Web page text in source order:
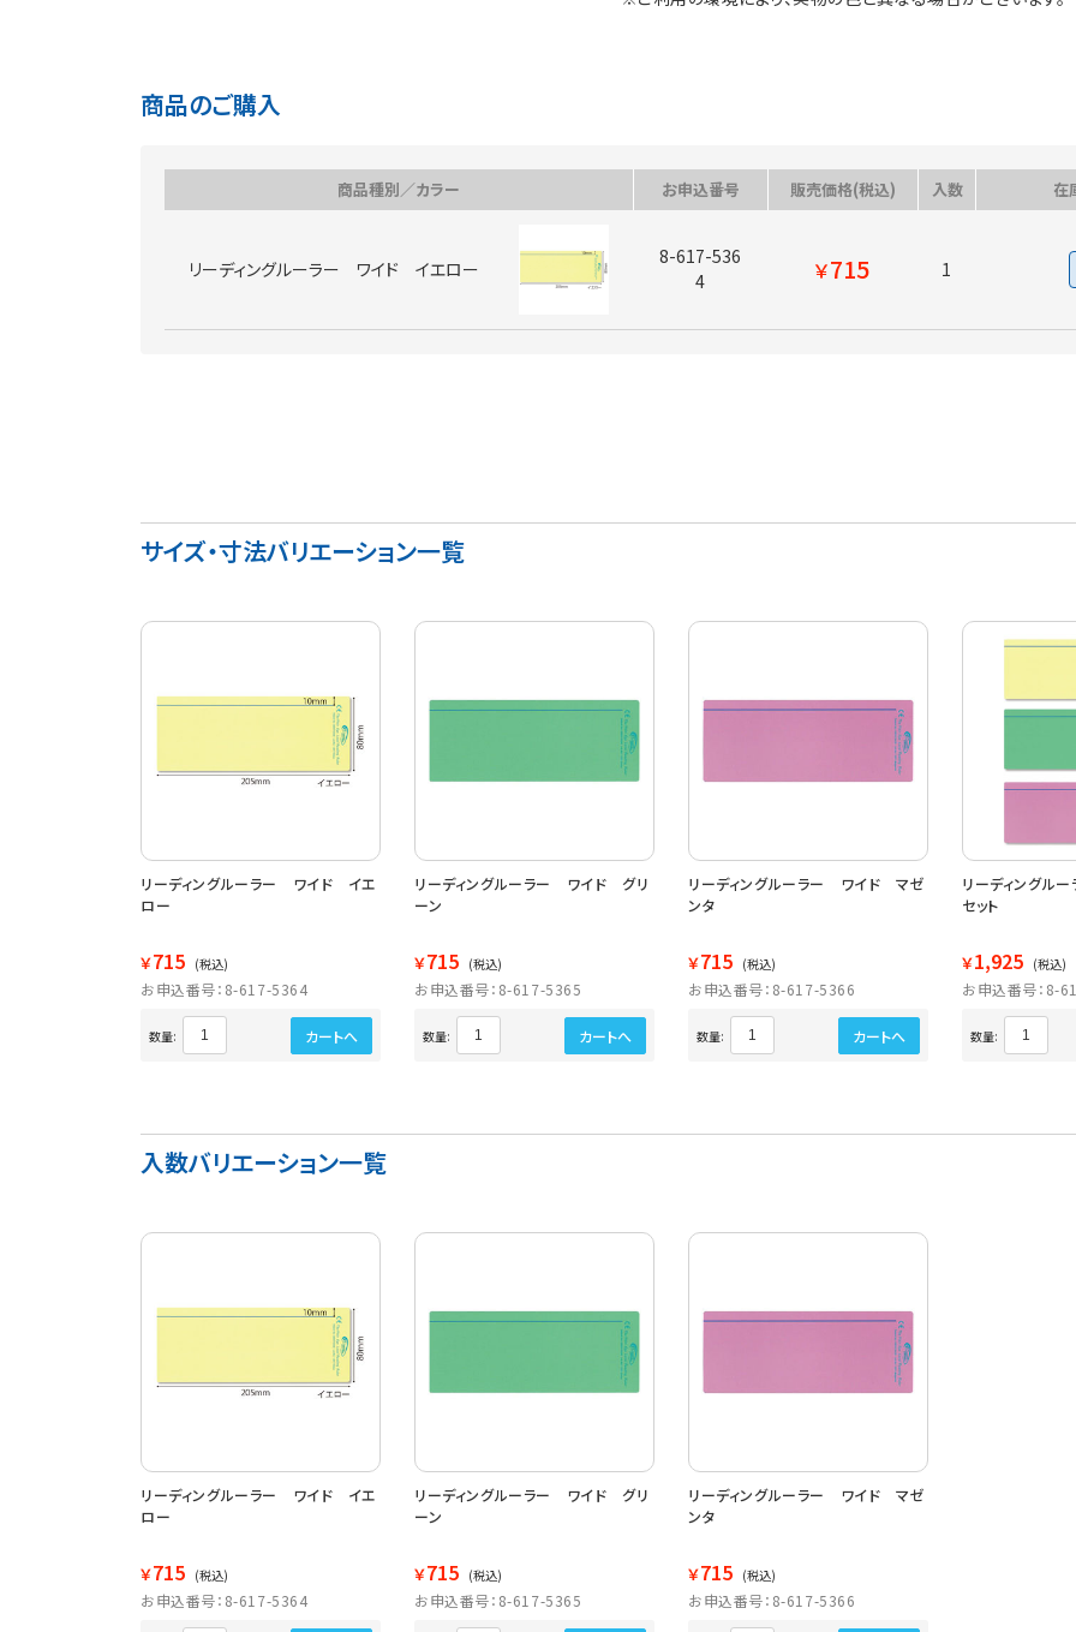
商品のご購入
商品種別／カラー お申込番号 販売価格(税込) 入数 在
リーディングルーラー ワイド イエロー
8-617-536
4
￥715 1
サイズ・寸法バリエーション一覧
リーディングルーラー ワイド イエ
ロー
￥715 (税込)
お申込番号：8-617-5364
数量: カートへ
リーディングルーラー ワイド グリ
ーン
￥715 (税込)
お申込番号：8-617-5365
数量: カートへ
リーディングルーラー ワイド マゼ
ンタ
￥715 (税込)
お申込番号：8-617-5366
数量: カートへ
リーディングル
セット
￥1,925 (税込)
お申込番号：8-
数量:
入数バリエーション一覧
リーディングルーラー ワイド イエ
ロー
￥715 (税込)
お申込番号：8-617-5364
リーディングルーラー ワイド グリ
ーン
￥715 (税込)
お申込番号：8-617-5365
リーディングルーラー ワイド マゼ
ンタ
￥715 (税込)
お申込番号：8-617-5366